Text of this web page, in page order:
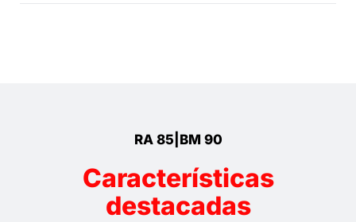
RA 85|BM 90
Características
destacadas